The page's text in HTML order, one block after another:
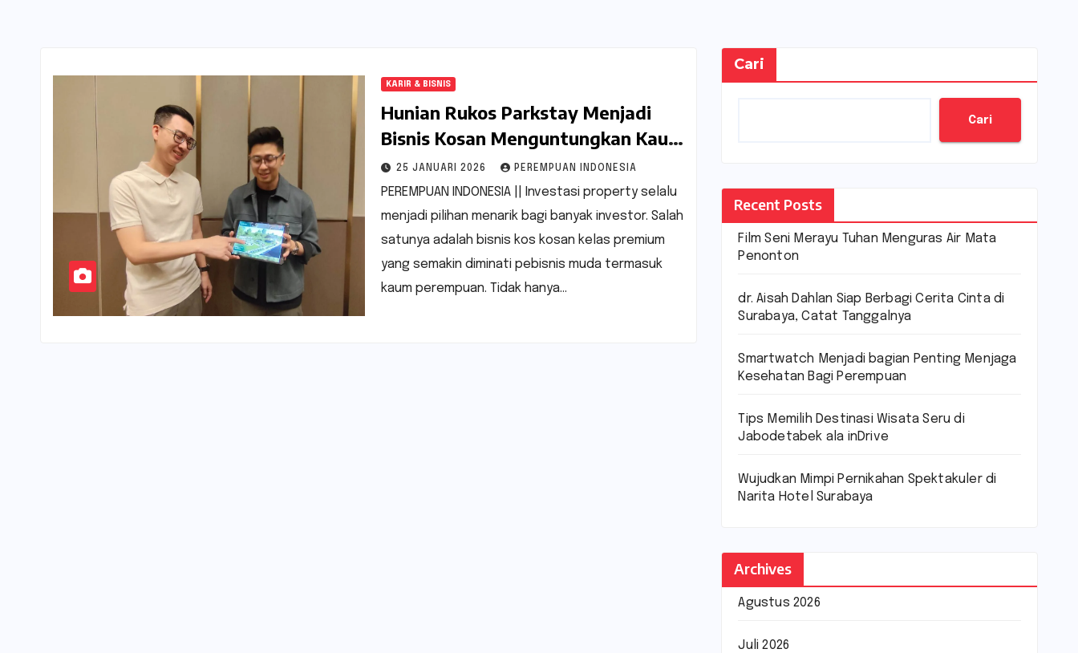
KARIR & BISNIS
Hunian Rukos Parkstay Menjadi
Bisnis Kosan Menguntungkan Kaum
Perempuan
25 JANUARI 2026 PEREMPUAN INDONESIA
PEREMPUAN INDONESIA || Investasi property selalu
menjadi pilihan menarik bagi banyak investor. Salah
satunya adalah bisnis kos kosan kelas premium
yang semakin diminati pebisnis muda termasuk
kaum perempuan. Tidak hanya…
Cari
Cari
Recent Posts
Film Seni Merayu Tuhan Menguras Air Mata
Penonton
dr. Aisah Dahlan Siap Berbagi Cerita Cinta di
Surabaya, Catat Tanggalnya
Smartwatch Menjadi bagian Penting Menjaga
Kesehatan Bagi Perempuan
Tips Memilih Destinasi Wisata Seru di
Jabodetabek ala inDrive
Wujudkan Mimpi Pernikahan Spektakuler di
Narita Hotel Surabaya
Archives
Agustus 2026
Juli 2026